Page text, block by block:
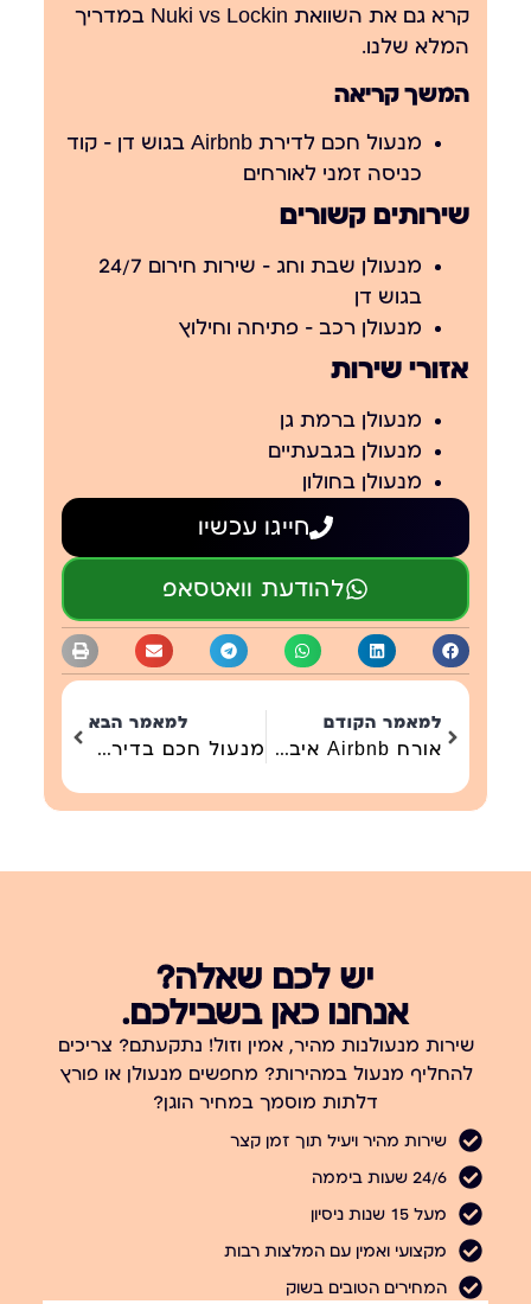
קרא גם את השוואת Nuki vs Lockin
במדריך
המלא שלנו.
המשך קריאה
מנעול חכם לדירת Airbnb בגוש דן — קוד
כניסה זמני לאורחים
שירותים קשורים
מנעולן שבת וחג – שירות חירום 24/7
בגוש דן
מנעולן רכב – פתיחה וחילוץ
אזורי שירות
מנעולן ברמת גן
מנעולן בגבעתיים
מנעולן בחולון
חייגו עכשיו
להודעת וואטסאפ
למאמר הקודם
אורח Airbnb איבד מפתח בסופ"ש — מה עושים?
למאמר הבא
מנעול חכם בדירת נופש — חובה Wi-Fi קבוע?
יש לכם שאלה?
אנחנו כאן בשבילכם.
שירות מנעולנות מהיר, אמין וזול! נתקעתם? צריכים
להחליף מנעול במהירות? מחפשים מנעולן או פורץ
דלתות מוסמך במחיר הוגן?
שירות מהיר ויעיל תוך זמן קצר
24/6 שעות ביממה
מעל 15 שנות ניסיון
מקצועי ואמין עם המלצות רבות
המחירים הטובים בשוק